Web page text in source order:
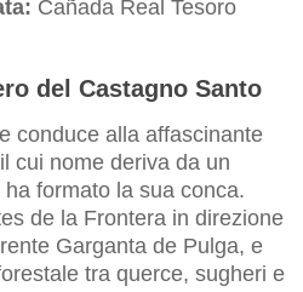
Cañada Real Tesoro
del Castagno Santo
conduce alla affascinante
cui nome deriva da un
formato la sua conca.
de la Frontera in direzione
Garganta de Pulga, e
tra querce, sugheri e